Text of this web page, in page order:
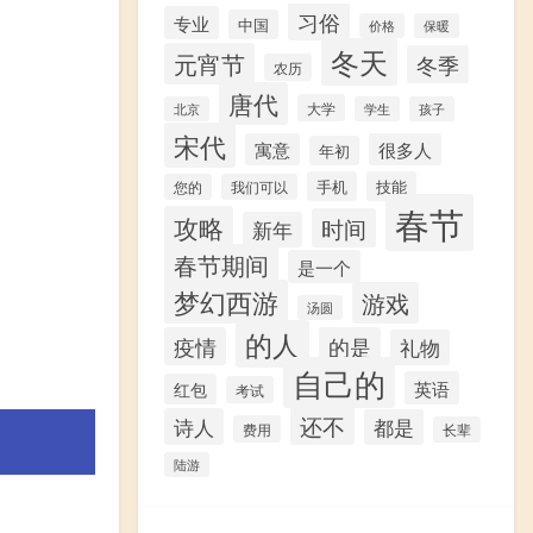
专业 中国 习俗 价格 保暖
元宵节 农历 冬天 冬季
北京 唐代 大学 学生 孩子
宋代 寓意 年初 很多人
您的 我们可以 手机 技能
攻略 新年 时间 春节
春节期间 是一个
梦幻西游 汤圆 游戏
疫情 的人 的是 礼物
红包 考试 自己的 英语
诗人 费用 还不 都是 长辈
陆游